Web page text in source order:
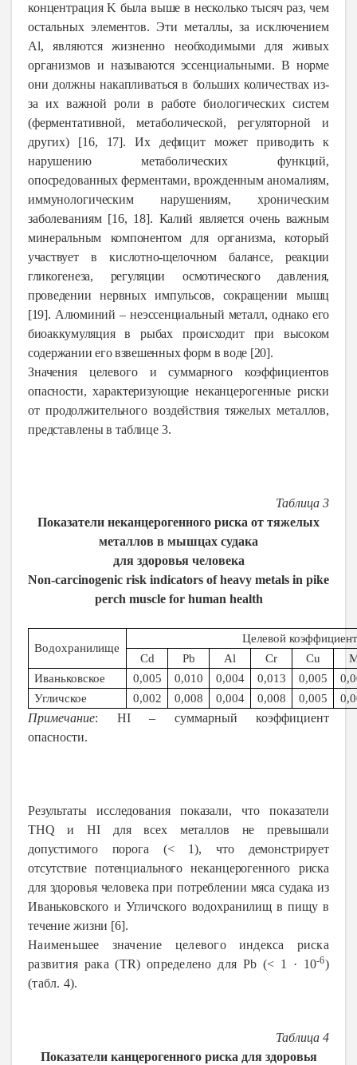
концентрация K была выше в нес­колько тысяч раз, чем
остальных элементов. Эти металлы, за исключением
Al, являются жизненно необходимыми для живых
организмов и назы­ваются эссенциальными. В норме
они должны накапливаться в больших количествах из-
за их важной роли в работе биологических систем
(ферментативной, метаболической, регуляторной и
других) [16, 17]. Их дефицит может приводить к
нарушению метаболических функций,
опосредованных ферментами, врожденным аномалиям,
иммунологическим нарушениям, хроническим
заболеваниям [16, 18]. Калий является очень важным
минеральным компонентом для организма, который
участвует в кислотно-щелочном балансе, реакции
гликогенеза, регуляции осмотического давления,
проведении нервных импульсов, сокращении мышц
[19]. Алюми­ний – неэссенциальный металл, однако его
биоаккумуляция в рыбах происходит при высоком
содержании его взвешенных форм в воде [20].
Значения целевого и суммарного коэффи­циентов
опасности, характеризующие неканцерогенные риски
от продолжительного воздействия тяжелых металлов,
представлены в таблице 3.
Таблица 3
Показатели неканцерогенного риска от тяжелых
металлов в мышцах судака
дляздоровьячеловека
Non-carcinogenic risk indicators of heavy metals in pike
perch muscle for human health
Водохранилище
Целевой
Cd
Pb Al Cr Cu
Иваньковское
0,005 0,010 0,004 0,013 0,005
Угличское
0,002 0,008 0,004 0,008 0,005
Примечание: HI – суммарный коэффициент
опасности.
Результаты исследования показали, что показатели
THQ и HI для всех металлов не превышали
допустимого порога (< 1), что демонстрирует
отсутствие потенциального неканцерогенного риска
для здоровья человека при потреблении мяса судака из
Иваньковского и Угличского водохранилищ в пищу в
течение жизни [6].
Наименьшее значение целевого индекса риска
развития рака (TR) определено для Pb (< 1 · 10-6)
(табл. 4).
Таблица 4
Показатели канцерогенного риска для здоровья